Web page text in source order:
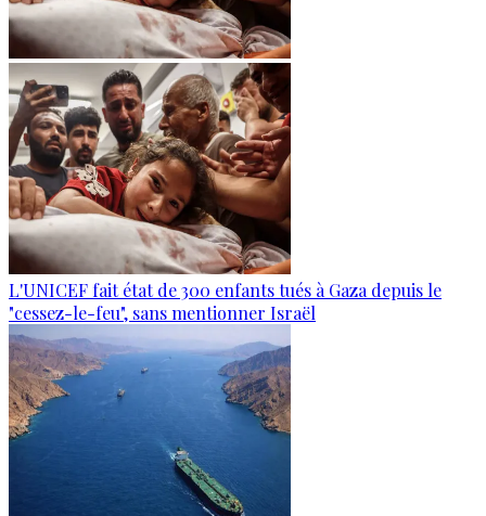
L'UNICEF fait état de 300 enfants tués à Gaza depuis le
"cessez-le-feu", sans mentionner Israël